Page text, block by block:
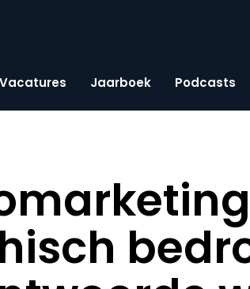
Vacatures Jaarboek Podcasts